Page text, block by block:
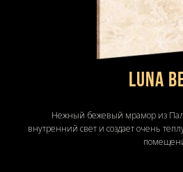
LUNA
Нежный бежевый мрамор из
внутренний свет и создает очень